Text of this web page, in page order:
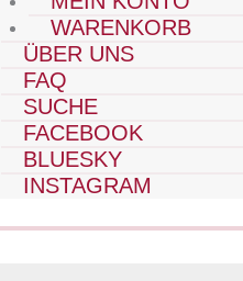
WARENKORB
ÜBER UNS
FAQ
SUCHE
FACEBOOK
BLUESKY
INSTAGRAM